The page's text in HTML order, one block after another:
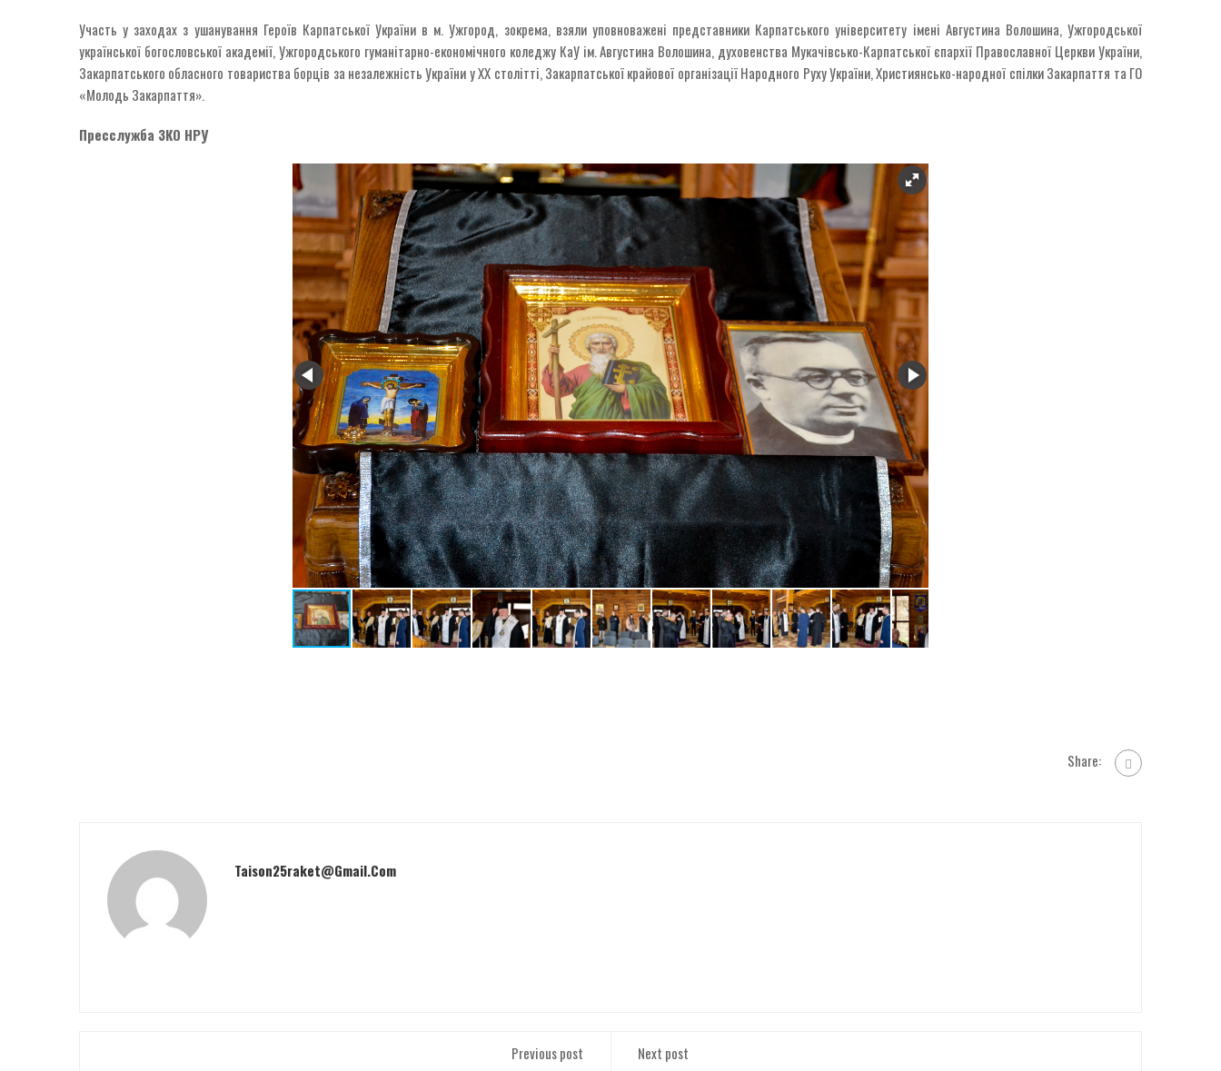
Участь у заходах з ушанування Героїв Карпатської України в м. Ужгород, зокрема, взяли уповноважені представники Карпатського університету імені Августина Волошина, Ужгородської
української богословської академії, Ужгородського гуманітарно-економічного коледжу КаУ ім. Августина Волошина, духовенства Мукачівсько-Карпатської єпархії Православної Церкви України,
Закарпатського обласного товариства борців за незалежність України у ХХ столітті, Закарпатської крайової організації Народного Руху України, Християнсько-народної спілки Закарпаття та ГО
«Молодь Закарпаття».
Пресслужба ЗКО НРУ
Share:
Taison25raket@gmail.com
Previous post Next post